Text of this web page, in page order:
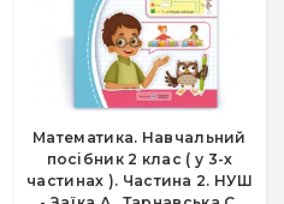
Математика. Навчальний
посібник 2 клас ( у 3-х
частинах ). Частина 2. НУШ